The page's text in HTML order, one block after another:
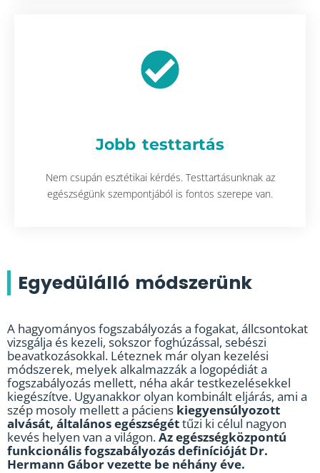
Jobb testtartás
Nem csupán esztétikai kérdés. Testtartásunknak az
egészségünk szempontjából is fontos szerepe van.
Egyedülálló módszerünk
A hagyományos fogszabályozás a fogakat, állcsontokat
vizsgálja és kezeli, sokszor foghúzással, sebészi
beavatkozásokkal. Léteznek már olyan kezelési
módszerek, melyek alkalmazzák a logopédiát a
fogszabályozás mellett, néha akár testkezelésekkel
kiegészítve. Ugyanakkor olyan kombinált eljárás, ami a
szép mosoly mellett a páciens kiegyensúlyozott
alvását, általános egészségéttűzi ki célul nagyon
kevés helyen van a világon.Az egészségközpontú
funkcionális fogszabályozás definícióját Dr.
Hermann Gábor vezette be néhány éve.